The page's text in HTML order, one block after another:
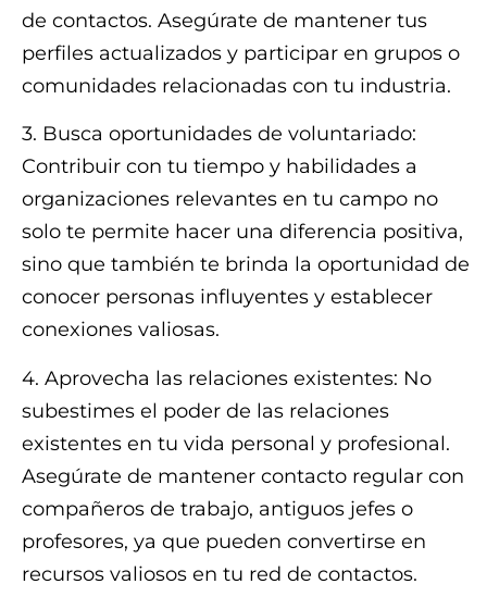
de contactos. Asegúrate de mantener tus
perfiles actualizados y participar en grupos o
comunidades relacionadas con tu industria.
3. Busca oportunidades de voluntariado:
Contribuir con tu tiempo y habilidades a
organizaciones relevantes en tu campo no
solo te permite hacer una diferencia positiva,
sino que también te brinda la oportunidad de
conocer personas influyentes y establecer
conexiones valiosas.
4. Aprovecha las relaciones existentes: No
subestimes el poder de las relaciones
existentes en tu vida personal y profesional.
Asegúrate de mantener contacto regular con
compañeros de trabajo, antiguos jefes o
profesores, ya que pueden convertirse en
recursos valiosos en tu red de contactos.